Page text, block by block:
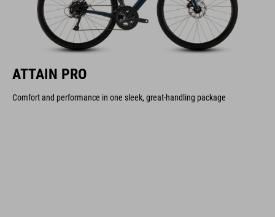
ATTAIN PRO
Comfort and performance in one sleek, great-handling package